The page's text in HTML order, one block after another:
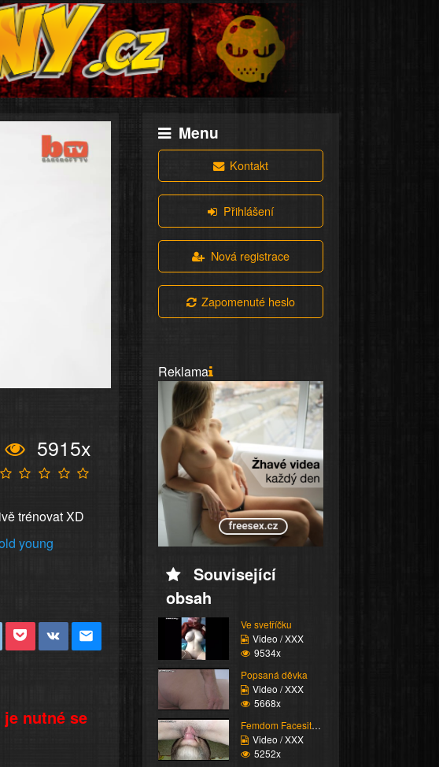
5915x
trénovat XD
young
nutné se
Menu
Kontakt
Přihlášení
Nová registrace
Zapomenuté heslo
Reklama
Související
obsah
Ve svetříčku
Video / XXX
9534x
Popsaná děvka
Video / XXX
5668x
Femdom Facesitting vol...
Video / XXX
5252x